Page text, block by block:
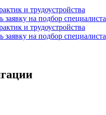
и трудоустройства
заявку на подбор специалиста
и трудоустройства
заявку на подбор специалиста